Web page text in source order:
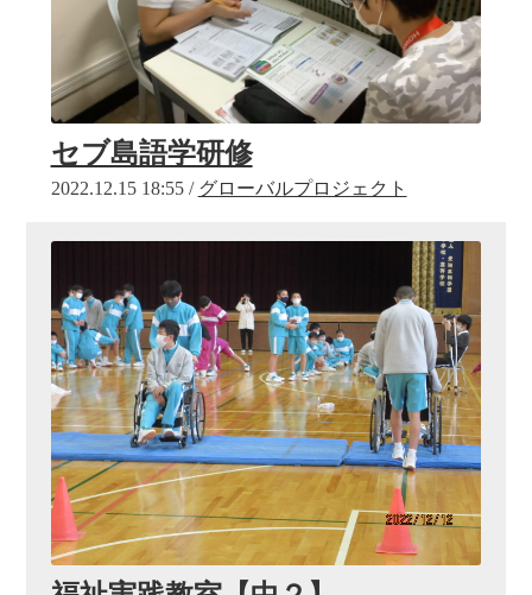
セブ島語学研修
2022.12.15 18:55 / グローバルプロジェクト